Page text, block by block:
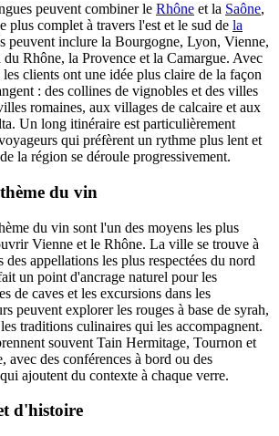
peuvent combiner le Rhône et la Saône,
plus complet à travers l'est et le sud de la
peuvent inclure la Bourgogne, Lyon, Vienne,
Rhône, la Provence et la Camargue. Avec
clients ont une idée plus claire de la façon
: des collines de vignobles et des villes
romaines, aux villages de calcaire et aux
Un long itinéraire est particulièrement
qui préfèrent un rythme plus lent et
la région se déroule progressivement.
du vin
du vin sont l'un des moyens les plus
Vienne et le Rhône. La ville se trouve à
appellations les plus respectées du nord
un point d'ancrage naturel pour les
de caves et les excursions dans les
peuvent explorer les rouges à base de syrah,
traditions culinaires qui les accompagnent.
souvent Tain Hermitage, Tournon et
avec des conférences à bord ou des
ajoutent du contexte à chaque verre.
d'histoire